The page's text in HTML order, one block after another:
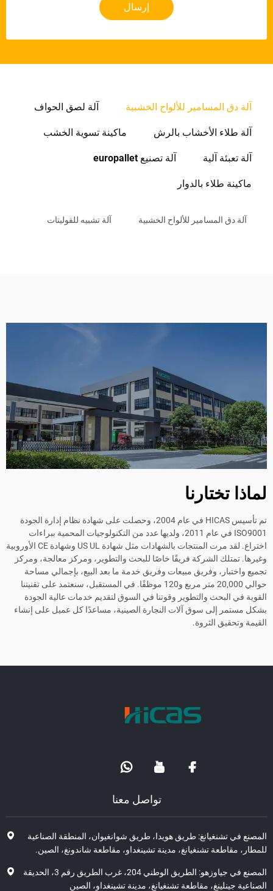
إرسال
آلة دق المسامير للألواح الخشبية آلة لصق الحواف
آلة طلاء الأخشاب بالرش ماكينة تسوية الخشب
آلة تعبئة آلية آلة تصنيع europallet
ماكينة طلاء بالدوار
آلة دق المسامير للألواح الخشبية آلة تشبيه للفوليتات
تختارنا
تم تأسيس HICAS في عام 2004، وحصلت على شهادة نظام إدارة الجودة
ISO9001 في عام 2011، ولديها عدد من التكنولوجيات المحمية ببراءات
اختراع. لقد مرت المنتجات بالشهادات مثل شهادة US UL وشهادة CE الأوروبية
تمتلك الشركة فريقًا خاصًا للبحث والتطوير، ومركز معالجة، ومركز
واختبار، وفريق مبيعات وفريق خدمة ما بعد البيع، بإجمالي مساحة
حوالي 20,000 متر مربع و120 موظفًا. في المستقبل، سنعتمد على تقنيتنا
في البحث والتطوير وقوتنا في السوق لتقديم خدمات عالية الجودة
مستمر إلى سوق آلات النجارة الصينية، مساعدًا كل عميل على إنشاء
وتحقيق الثروة.
تواصل معنا
في تشنغيانغ: طريق هويدا، طريق شوانغيوان، المنطقة الصناعية
مقاطعة تشنغيانغ، مدينة تشينغداو، مقاطعة شاندونغ، الصين.
المصنع في جياوزهو: الطريق الوطني 204، غرب الطريق رقم 3، الحديقة
جينلينغ، مقاطعة تشنغيانغ، مدينة تشينغداو، الصين